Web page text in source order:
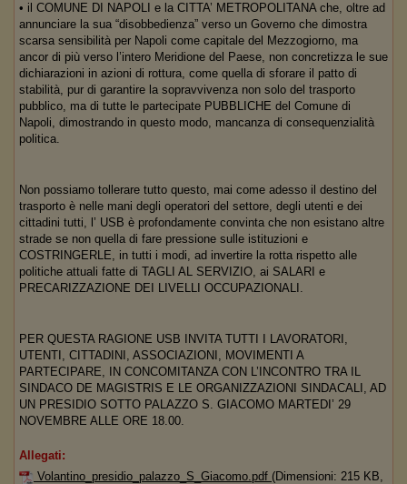
• il COMUNE DI NAPOLI e la CITTA’ METROPOLITANA che, oltre ad
annunciare la sua “disobbedienza” verso un Governo che dimostra
scarsa sensibilità per Napoli come capitale del Mezzogiorno, ma
ancor di più verso l’intero Meridione del Paese, non concretizza le sue
dichiarazioni in azioni di rottura, come quella di sforare il patto di
stabilità, pur di garantire la sopravvivenza non solo del trasporto
pubblico, ma di tutte le partecipate PUBBLICHE del Comune di
Napoli, dimostrando in questo modo, mancanza di consequenzialità
politica.
Non possiamo tollerare tutto questo, mai come adesso il destino del
trasporto è nelle mani degli operatori del settore, degli utenti e dei
cittadini tutti, l’ USB è profondamente convinta che non esistano altre
strade se non quella di fare pressione sulle istituzioni e
COSTRINGERLE, in tutti i modi, ad invertire la rotta rispetto alle
politiche attuali fatte di TAGLI AL SERVIZIO, ai SALARI e
PRECARIZZAZIONE DEI LIVELLI OCCUPAZIONALI.
PER QUESTA RAGIONE USB INVITA TUTTI I LAVORATORI,
UTENTI, CITTADINI, ASSOCIAZIONI, MOVIMENTI A
PARTECIPARE, IN CONCOMITANZA CON L’INCONTRO TRA IL
SINDACO DE MAGISTRIS E LE ORGANIZZAZIONI SINDACALI, AD
UN PRESIDIO SOTTO PALAZZO S. GIACOMO MARTEDI’ 29
NOVEMBRE ALLE ORE 18.00.
Allegati:
Volantino_presidio_palazzo_S_Giacomo.pdf (Dimensioni: 215 KB,